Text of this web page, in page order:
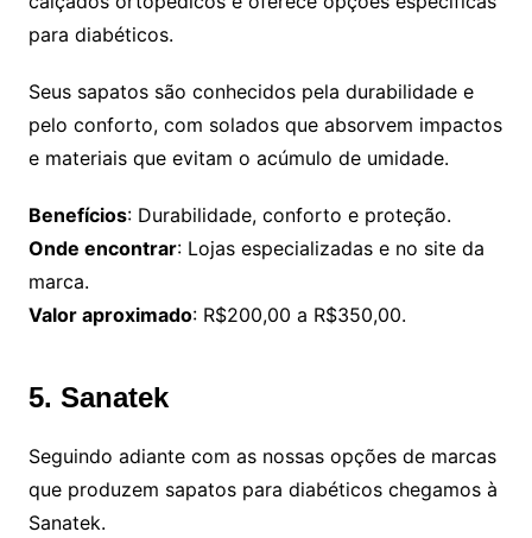
para diabéticos.
Seus sapatos são conhecidos pela durabilidade e
pelo conforto, com solados que absorvem impactos
e materiais que evitam o acúmulo de umidade.
Benefícios: Durabilidade, conforto e proteção.
Onde encontrar: Lojas especializadas e no site da
marca.
Valor aproximado: R$200,00 a R$350,00.
5. Sanatek
Seguindo adiante com as nossas opções de marcas
que produzem sapatos para diabéticos chegamos à
Sanatek.